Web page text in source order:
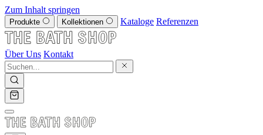
Zum Inhalt springen
Produkte Kollektionen Kataloge Referenzen
Über Uns Kontakt